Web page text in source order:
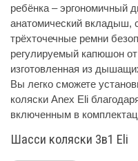
ребёнка – эргономичный
анатомический вкладыш,
трёхточечные ремни
регулируемый капюшон
изготовленная из
Вы легко сможете
коляски Anex Eli
включенным в
Шасси коляски 3в1 Eli